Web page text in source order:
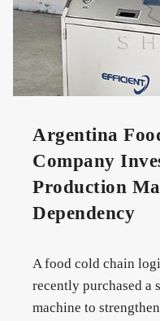
Argentina
Company
Production
Dependency
A food cold chain
recently purchased a
machine to